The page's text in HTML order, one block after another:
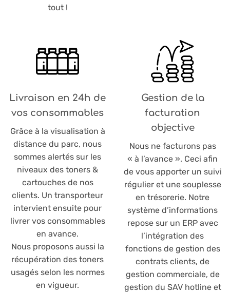
tout !
Livraison en 24h de
vos consommables
Grâce à la visualisation à
distance du parc, nous
sommes alertés sur les
niveaux des toners &
cartouches de nos
clients. Un transporteur
intervient ensuite pour
livrer vos consommables
en avance.
Nous proposons aussi la
récupération des toners
usagés selon les normes
en vigueur.
Gestion de la
facturation
objective
Nous ne facturons pas
« à l’avance ». Ceci afin
de vous apporter un suivi
régulier et une souplesse
en trésorerie. Notre
système d’informations
repose sur un ERP avec
l’intégration des
fonctions de gestion des
contrats clients, de
gestion commerciale, de
gestion du SAV hotline et